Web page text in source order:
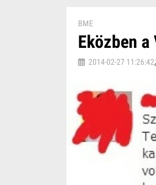
BME
Eközben a
2014-02-27 11:26:42